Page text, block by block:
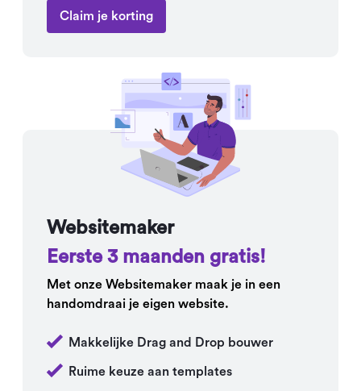
Claim je korting
Websitemaker
Eerste 3 maanden gratis!
Met onze Websitemaker maak je in een
handomdraai je eigen website.
Makkelijke Drag and Drop bouwer
Ruime keuze aan templates